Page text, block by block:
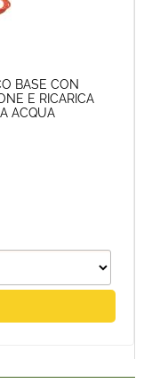
BASE CON
E RICARICA
ACQUA